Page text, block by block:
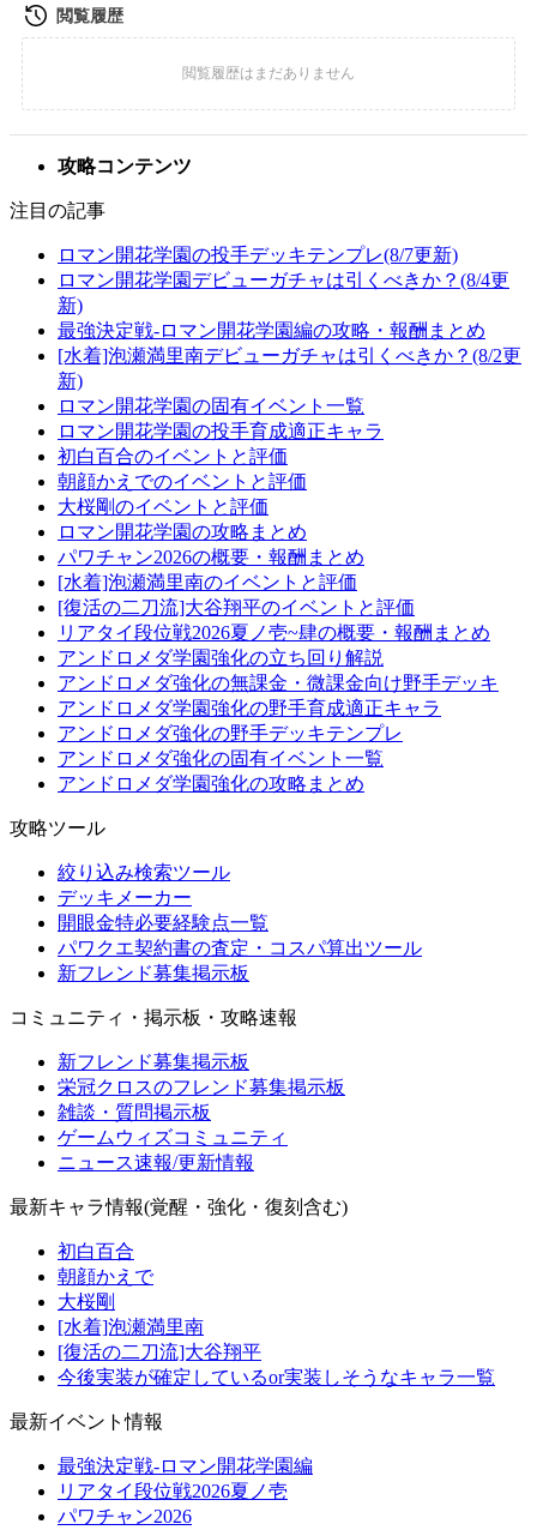
攻略コンテンツ
注目の記事
ロマン開花学園の投手デッキテンプレ(8/7更新)
ロマン開花学園デビューガチャは引くべきか？(8/4更
新)
最強決定戦-ロマン開花学園編の攻略・報酬まとめ
[水着]泡瀬満里南デビューガチャは引くべきか？(8/2更
新)
ロマン開花学園の固有イベント一覧
ロマン開花学園の投手育成適正キャラ
初白百合のイベントと評価
朝顔かえでのイベントと評価
大桜剛のイベントと評価
ロマン開花学園の攻略まとめ
パワチャン2026の概要・報酬まとめ
[水着]泡瀬満里南のイベントと評価
[復活の二刀流]大谷翔平のイベントと評価
リアタイ段位戦2026夏ノ壱~肆の概要・報酬まとめ
アンドロメダ学園強化の立ち回り解説
アンドロメダ強化の無課金・微課金向け野手デッキ
アンドロメダ学園強化の野手育成適正キャラ
アンドロメダ強化の野手デッキテンプレ
アンドロメダ強化の固有イベント一覧
アンドロメダ学園強化の攻略まとめ
攻略ツール
絞り込み検索ツール
デッキメーカー
開眼金特必要経験点一覧
パワクエ契約書の査定・コスパ算出ツール
新フレンド募集掲示板
コミュニティ・掲示板・攻略速報
新フレンド募集掲示板
栄冠クロスのフレンド募集掲示板
雑談・質問掲示板
ゲームウィズコミュニティ
ニュース速報/更新情報
最新キャラ情報(覚醒・強化・復刻含む)
初白百合
朝顔かえで
大桜剛
[水着]泡瀬満里南
[復活の二刀流]大谷翔平
今後実装が確定しているor実装しそうなキャラ一覧
最新イベント情報
最強決定戦-ロマン開花学園編
リアタイ段位戦2026夏ノ壱
パワチャン2026